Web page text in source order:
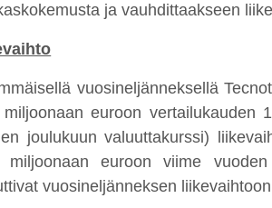
ja vauhdittaakseen
vuosineljänneksellä
euroon vertailukauden
joulukuun valuuttakurssi)
miljoonaan euroon viime vuoden
vuosineljänneksen